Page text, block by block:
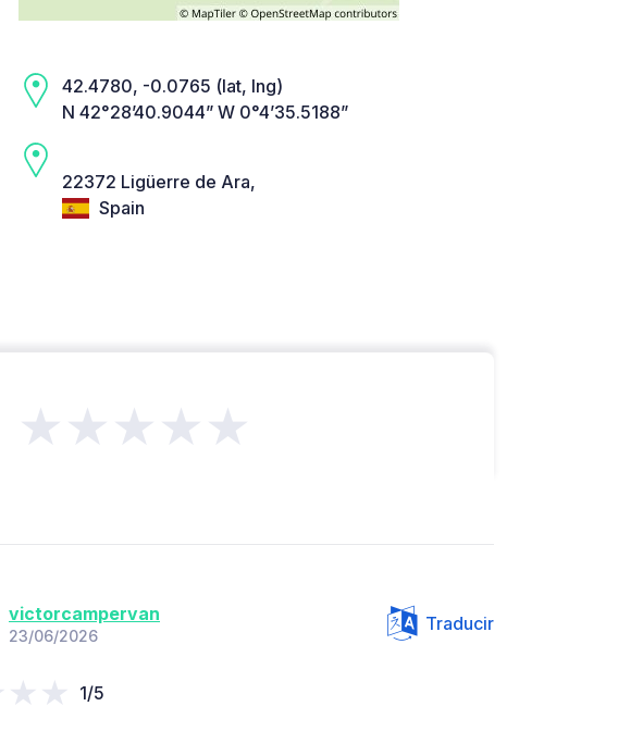
42.4780, -0.0765 (lat, lng)
N 42°28’40.9044” W 0°4’35.5188”
22372 Ligüerre de Ara,
Spain
★★★★★
victorcampervan
23/06/2026
Traducir
1/5